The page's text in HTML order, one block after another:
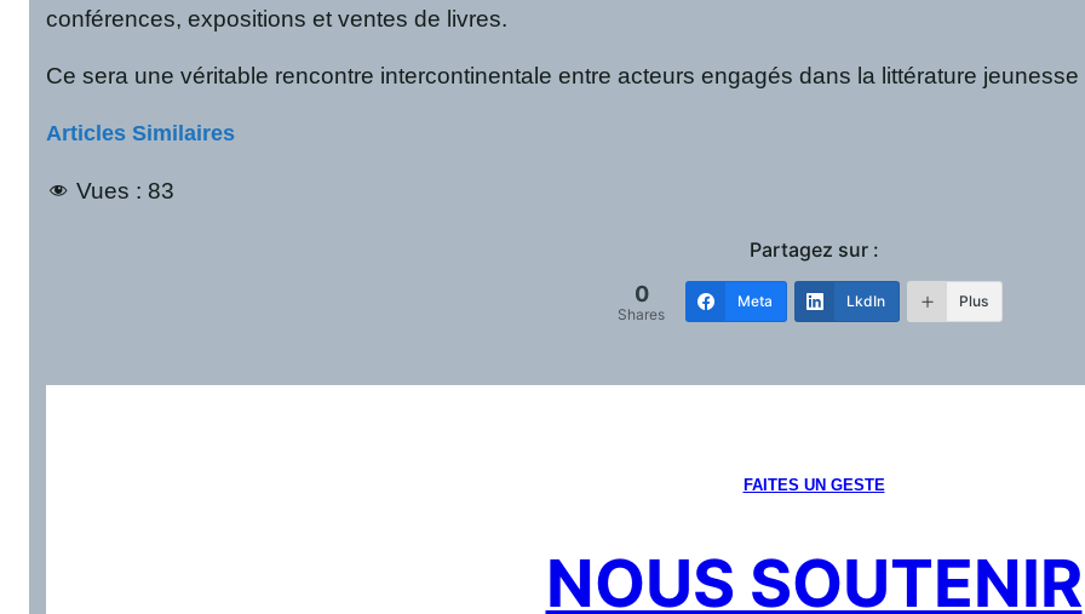
conférences, expositions et ventes de livres.
Ce sera une véritable rencontre intercontinentale entre acteurs engagés dans la littérature
Articles Similaires
Vues : 83
Partagez sur :
0
Shares
Meta LkdIn Plus
FAITES UN GESTE
NOUS SOUTENIR